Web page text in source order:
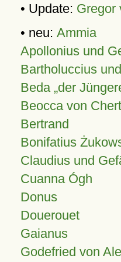
• Update: Gregor
• neu: Ammia
Apollonius und
Bartholuccius
Beda „der
Beocca von
Bertrand
Bonifatius
Claudius und
Cuanna Ógh
Donus
Douerouet
Gaianus
Godefried von